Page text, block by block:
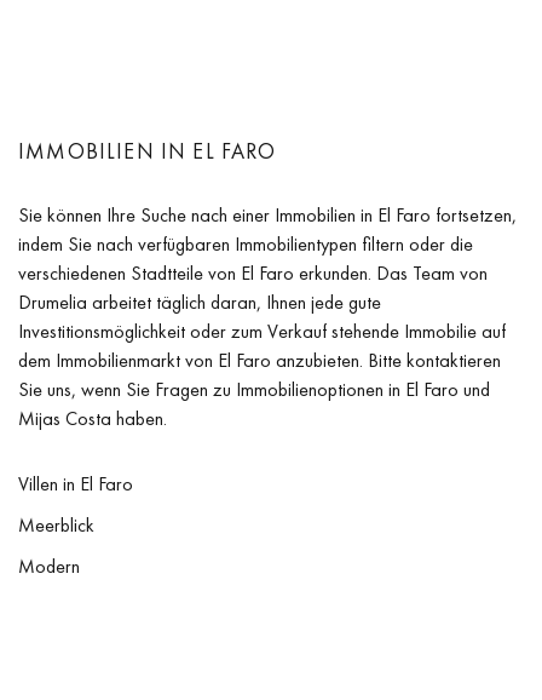
IMMOBILIEN IN EL FARO
Sie können Ihre Suche nach einer Immobilien in El Faro fortsetzen,
indem Sie nach verfügbaren Immobilientypen filtern oder die
verschiedenen Stadtteile von El Faro erkunden. Das Team von
Drumelia arbeitet täglich daran, Ihnen jede gute
Investitionsmöglichkeit oder zum Verkauf stehende Immobilie auf
dem Immobilienmarkt von El Faro anzubieten. Bitte kontaktieren
Sie uns, wenn Sie Fragen zu Immobilienoptionen in El Faro und
Mijas Costa haben.
Villen in El Faro
Meerblick
Modern